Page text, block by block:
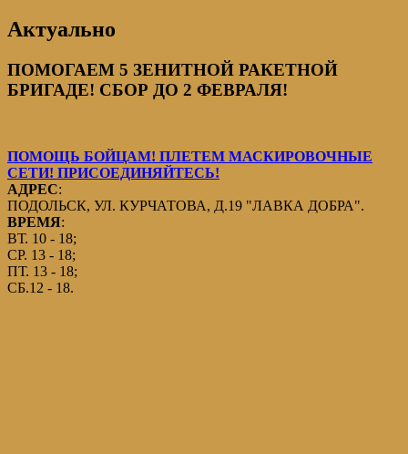
Актуально
ПОМОГАЕМ 5 ЗЕНИТНОЙ РАКЕТНОЙ
БРИГАДЕ! СБОР ДО 2 ФЕВРАЛЯ!
ПОМОЩЬ БОЙЦАМ! ПЛЕТЕМ МАСКИРОВОЧНЫЕ
СЕТИ! ПРИСОЕДИНЯЙТЕСЬ!
АДРЕС:
ПОДОЛЬСК, УЛ. КУРЧАТОВА, Д.19 "ЛАВКА ДОБРА".
ВРЕМЯ:
ВТ. 10 - 18;
СР. 13 - 18;
ПТ. 13 - 18;
СБ.12 - 18.